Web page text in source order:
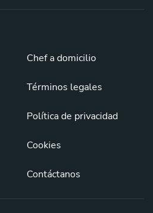
Chef a domicilio
Términos legales
Política de privacidad
Cookies
Contáctanos